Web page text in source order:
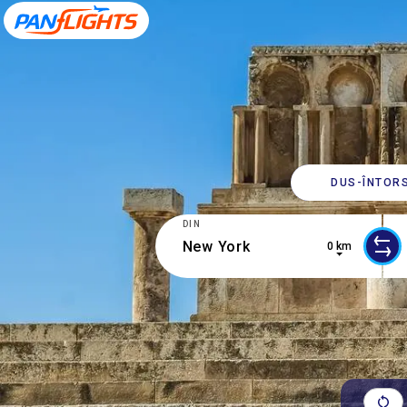
DUS-​ÎNTORS
0 results are available, use up and
DIN
0 km
5